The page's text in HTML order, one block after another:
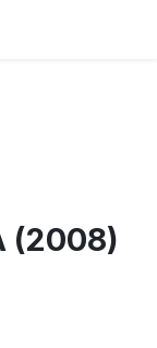
(2008)